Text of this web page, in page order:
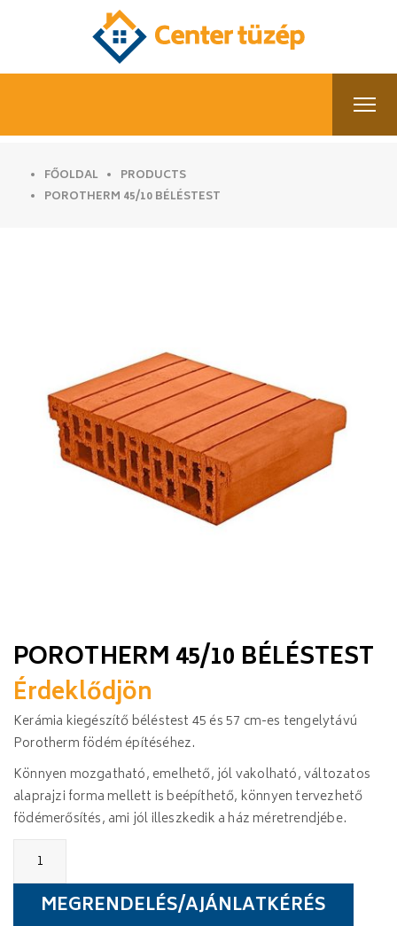
FŐOLDAL
PRODUCTS
POROTHERM 45/10 BÉLÉSTEST
POROTHERM 45/10 BÉLÉSTEST
Érdeklődjön
Kerámia kiegészítő béléstest 45 és 57 cm-es tengelytávú
Porotherm födém építéséhez.
Könnyen mozgatható, emelhető, jól vakolható, változatos
alaprajzi forma mellett is beépíthető, könnyen tervezhető
födémerősítés, ami jól illeszkedik a ház méretrendjébe.
Porotherm
45/10
béléstest
quantityMEGRENDELÉS/AJÁNLATKÉRÉS